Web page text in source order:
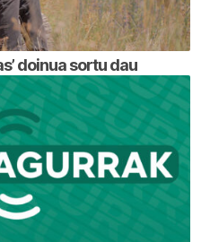
doinua sortu dau